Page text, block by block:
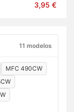
3,95 €
11 modelos
MFC 490CW